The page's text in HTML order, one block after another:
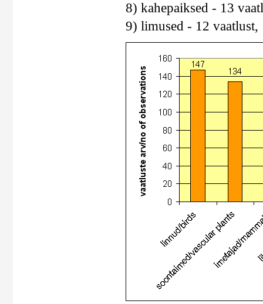
8) kahepaiksed - 13
9) limused - 12 vaatlust,